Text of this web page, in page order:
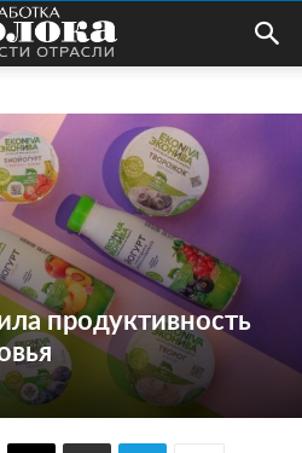
продуктивность